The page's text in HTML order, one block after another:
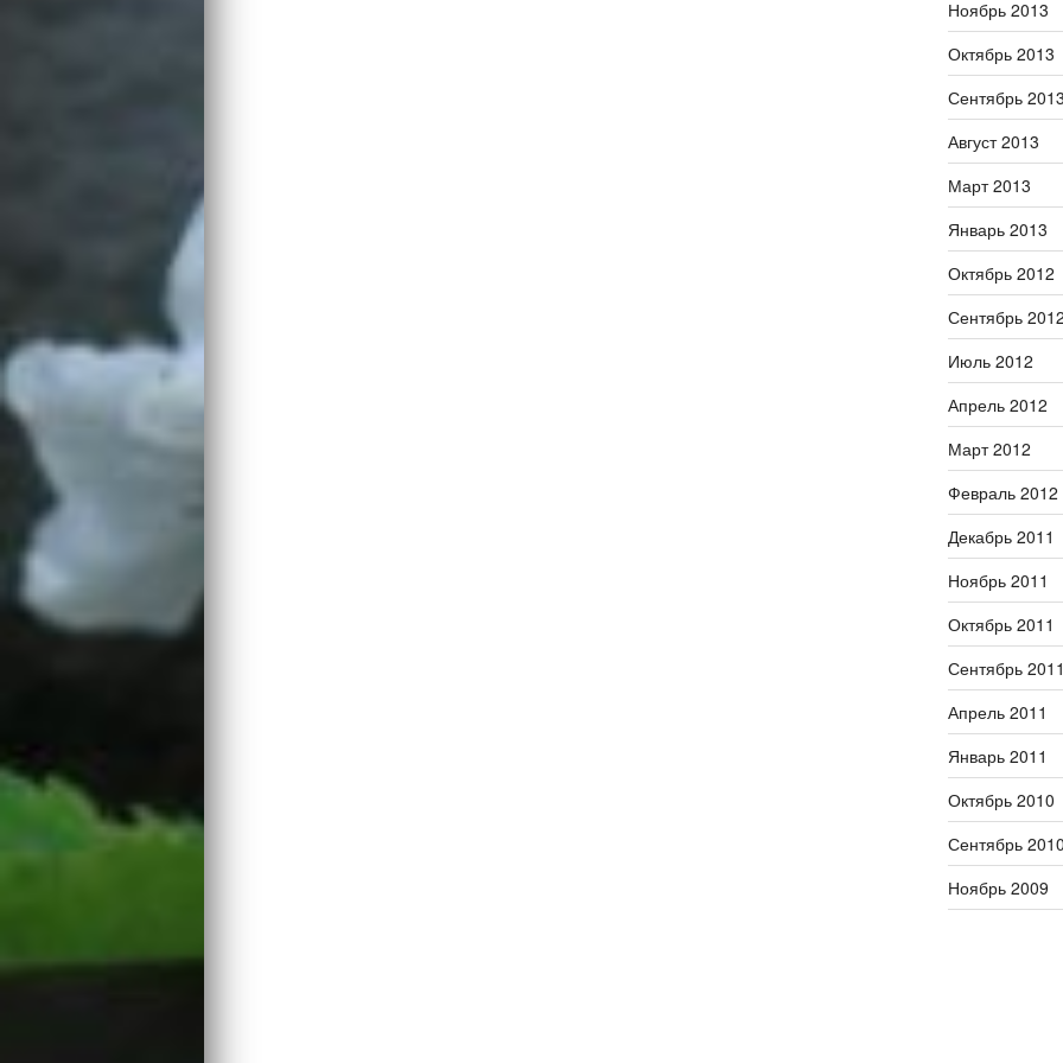
Ноябрь 2013
Октябрь 2013
Сентябрь
Август 2013
Март 2013
Январь 2013
Октябрь 2012
Сентябрь
Июль 2012
Апрель 2012
Март 2012
Февраль 2012
Декабрь 2011
Ноябрь 2011
Октябрь 2011
Сентябрь
Апрель 2011
Январь 2011
Октябрь 2010
Сентябрь
Ноябрь 2009